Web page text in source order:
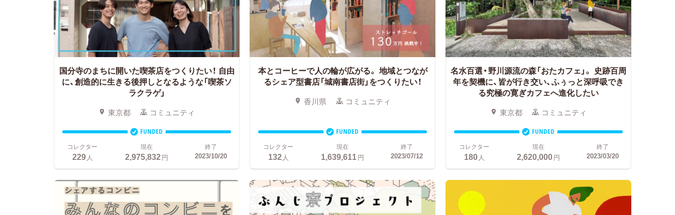
国分寺のまちに開いた喫茶店をつくりたい！ 自由
に、創造的に生きる後押しとなるような「喫茶ソ
ラクラゲ」
東京都 コミュニティ
FUNDED
コレクター
229人
現在
2,975,832円
終了
2023/10/20
本とコーヒーで人の輪が広がる。 地域とつなが
るシェア型書店「城南書店街」をつくりたい！
香川県 コミュニティ
FUNDED
コレクター
132人
現在
1,639,611円
終了
2023/07/12
名水百選・野川源流の森「おたカフェ」。 史跡百周
年を契機に、皆が行き交い、ふぅっと深呼吸でき
る究極の寛ぎカフェへ進化したい
東京都 コミュニティ
FUNDED
コレクター
180人
現在
2,620,000円
終了
2023/03/20